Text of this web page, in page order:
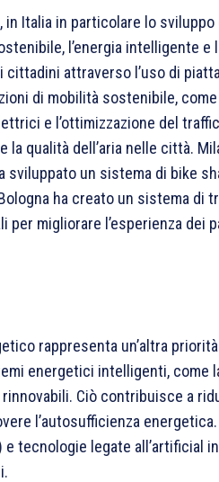
in Italia in particolare lo
l’energia intelligente e
attraverso l’uso di
di mobilità sostenibile,
e l’ottimizzazione del
la qualità dell’aria nelle città.
sviluppato un sistema di bike
ha creato un sistema di
per migliorare l’esperienza dei
rappresenta un’altra
energetici intelligenti, come
Ciò contribuisce a
l’autosufficienza
tecnologie legate all’artificial